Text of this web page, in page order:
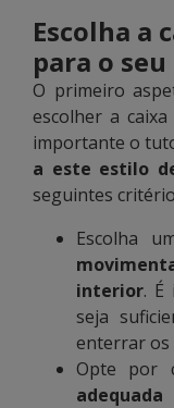
Escolha a
para o
O primeiro
escolher a
importante o
a este estilo
seguintes
Escolha
interior. É
seja
enterrar os
Opte por